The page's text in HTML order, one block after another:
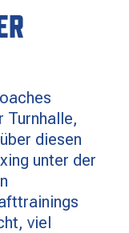
Turnhalle,
diesen
unter der
viel